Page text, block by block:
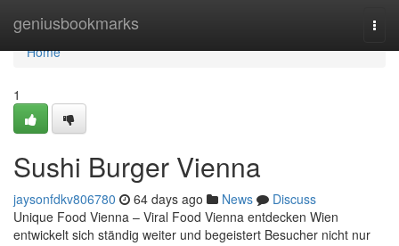
geniusbookmarks
Home
Home
1
Sushi Burger Vienna
jaysonfdkv806780 64 days ago News
Discuss
Unique Food Vienna – Viral Food Vienna entdecken Wien
entwickelt sich ständig weiter und begeistert Besucher nicht nur